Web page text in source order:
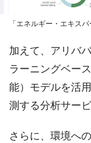
「エネルギー・エキス
加えて、アリバ
ラーニングベー
能）モデルを活
測する分析サー
さらに、環境へ